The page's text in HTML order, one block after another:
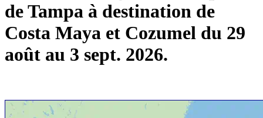
de Tampa à destination de
Costa Maya et Cozumel du 29
août au 3 sept. 2026.